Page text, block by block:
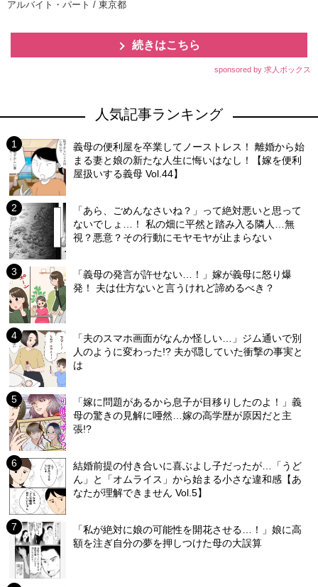
アルバイト・パート / 東京都
続きはこちら
sponsored by 求人ボックス
人気記事ランキング
義母の便利屋を卒業してノーストレス！ 離婚から始
まる妻と娘の新たな人生に悔いはなし！【嫁を便利
屋扱いする義母 Vol.44】
「あら、ごめんなさいね？」って絶対悪いと思って
ないでしょ…！ 私の畑に平然と踏み入る隣人…無
視？悪意？その行動にモヤモヤが止まらない
「義母の発言が許せない…！」嫁が義母に怒り爆
発！ 夫は仕方ないと言うけれど諦めるべき？
「夫のスマホ画面がなんか怪しい…」ジム通いで別
人のように変わった!? 夫が隠していた衝撃の事実と
は
「嫁に問題があるから息子が目移りしたのよ！」義
母の驚きの見解に唖然…嫁の高学歴が原因だと主
張!?
結婚前提の付き合いに喜ぶよし子だったが…「うど
ん」と「オムライス」から始まる小さな違和感【あ
なたが理解できません Vol.5】
「私が絶対に娘の可能性を開花させる…！」娘に高
額を注ぎ自分の夢を押しつけた母の大誤算